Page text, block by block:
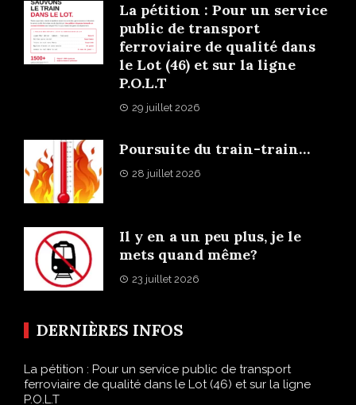
La pétition : Pour un service
public de transport
ferroviaire de qualité dans
le Lot (46) et sur la ligne
P.O.L.T
29 juillet 2026
Poursuite du train-train…
28 juillet 2026
Il y en a un peu plus, je le
mets quand même?
23 juillet 2026
DERNIÈRES INFOS
La pétition : Pour un service public de transport
ferroviaire de qualité dans le Lot (46) et sur la ligne
P.O.L.T